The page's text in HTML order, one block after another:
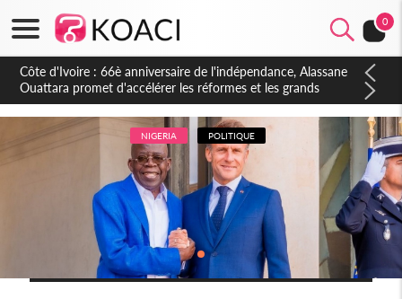
0
Côte d'Ivoire : À Abidjan, Amadou Oury Bah admire le modèle
ivoirien et veut s'en inspirer pour accélérer le développement
de la Guinée
NIGERIA POLITIQUE